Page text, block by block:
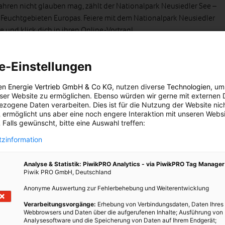
nicht glauben mag, zählt der Nationalpark Neusiedler See –
Europas. Feiere mit dem Nationalpark Neusiedler
und klick dich in ihren Online-Vortrag!
– 20:00 Uhr Preise kostenlos, Anmeldung bis spätestens
8 € (mit Burgenland – Card kostenlos)
Valentinstag steht eine perfekte Möglichkeit vor der Tür,
und unsere Lieben zu verwöhnen. Wie die Gerichte
richtigen Pfiff auf den Teller bringen und toll aussehen, zeigt
Kochkurs bei Sonnentor! Das Menü kann vegetarisch aber auch
Einstellungen
Energie Vertrieb GmbH & Co KG, nutzen diverse Technologien,
Website zu ermöglichen. Ebenso würden wir gerne mit externen
Daten verarbeiten. Dies ist für die Nutzung der Website
ermöglicht uns aber eine noch engere Interaktion mit unseren
Falls gewünscht, bitte eine Auswahl treffen:
Analyse & Statistik: PiwikPRO Analytics - via PiwikPRO Tag Manager
Piwik PRO GmbH, Deutschland
Anonyme Auswertung zur Fehlerbehebung und Weiterentwicklung
Verarbeitungsvorgänge: Erhebung von Verbindungsdaten, Daten Ihres
Webbrowsers und Daten über die aufgerufenen Inhalte; Ausführung von
Analysesoftware und die Speicherung von Daten auf Ihrem Endgerät;